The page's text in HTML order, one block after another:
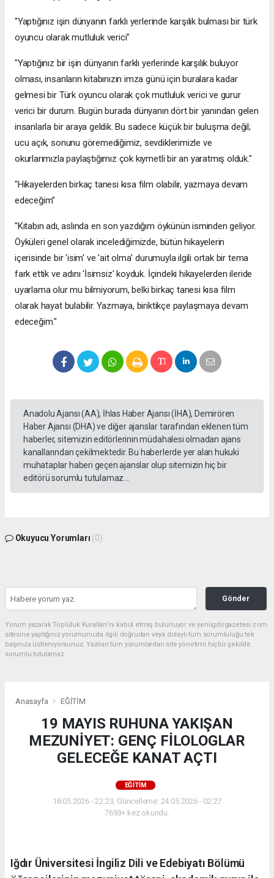
"Yaptığınız işin dünyanın farklı yerlerinde karşılık bulması bir türk
oyuncu olarak mutluluk verici"
"Yaptığınız bir işin dünyanın farklı yerlerinde karşılık buluyor
olması, insanların kitabınızın imza günü için buralara kadar
gelmesi bir Türk oyuncu olarak çok mutluluk verici ve gurur
verici bir durum. Bugün burada dünyanın dört bir yanından gelen
insanlarla bir araya geldik. Bu sadece küçük bir buluşma değil;
ucu açık, sonunu göremediğimiz, sevdiklerimizle ve
okurlarımızla paylaştığımız çok kıymetli bir an yaratmış olduk."
"Hikayelerden birkaç tanesi kısa film olabilir, yazmaya devam
edeceğim"
"Kitabın adı, aslında en son yazdığım öykünün isminden geliyor.
Öyküleri genel olarak incelediğimizde, bütün hikayelerin
içerisinde bir 'isim' ve 'ait olma' durumuyla ilgili ortak bir tema
fark ettik ve adını 'İsimsiz' koyduk. İçindeki hikayelerden ileride
uyarlama olur mu bilmiyorum, belki birkaç tanesi kısa film
olarak hayat bulabilir. Yazmaya, biriktikçe paylaşmaya devam
edeceğim."
Anadolu Ajansı (AA), İhlas Haber Ajansı (İHA), Demirören
Haber Ajansı (DHA) ve diğer ajanslar tarafından eklenen tüm
haberler, sitemizin editörlerinin müdahalesi olmadan ajans
kanallarından çekilmektedir. Bu haberlerde yer alan hukuki
muhataplar haberi geçen ajanslar olup sitemizin hiç bir
editörü sorumlu tutulamaz...
Okuyucu Yorumları (0)
Gönder
Yorum yazarak Topluluk Kuralları’nı kabul etmiş bulunuyor ve yeniigdirgazetesi.com
sitesine yaptığınız yorumunuzla ilgili doğrudan veya dolaylı tüm sorumluluğu tek
başınıza üstleniyorsunuz. Yazılan tüm yorumlardan site yönetimi hiçbir şekilde
sorumlu tutulamaz.
Anasayfa EĞİTİM
19 MAYIS RUHUNA YAKIŞAN
MEZUNİYET: GENÇ FİLOLOGLAR
GELECEĞE KANAT AÇTI
EĞİTİM
18.05.2026 - 22:23, Güncelleme: 24.05.2026 - 02:27
7693+ kez okundu.
Iğdır Üniversitesi İngiliz Dili ve Edebiyatı Bölümü